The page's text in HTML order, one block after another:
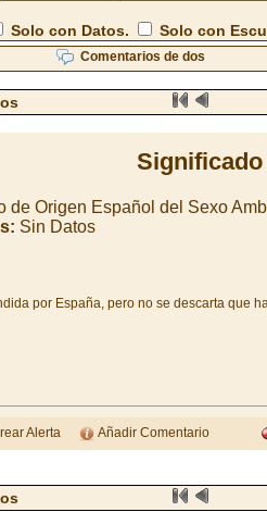
Solo con Datos. Solo con
Comentarios de dos
Significado
de Origen Español del Sexo
Sin Datos
por España, pero no se descarta que
Alerta Añadir Comentario